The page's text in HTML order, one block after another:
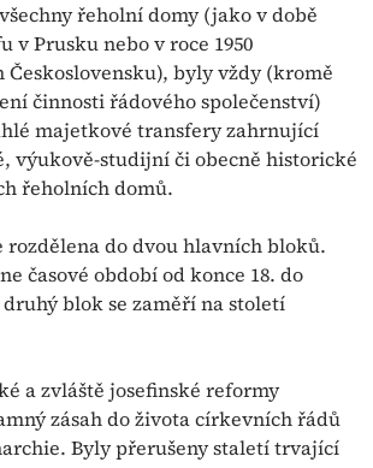
řeholní domy (jako v době
v Prusku nebo v roce 1950
byly vždy (kromě
činnosti řádového společenství)
majetkové transfery zahrnující
výukově-studijní či obecně historické
řeholních domů.
rozdělena do dvou hlavních bloků.
časové období od konce 18. do
blok se zaměří na století
a zvláště josefinské reformy
zásah do života církevních řádů
Byly přerušeny staletí trvající